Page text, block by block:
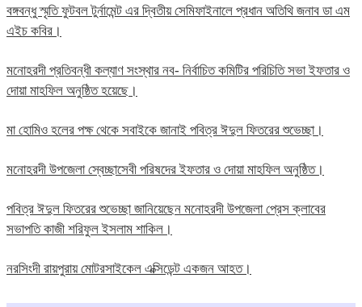
বঙ্গবন্ধু স্মৃতি ফুটবল টুর্নামেন্ট এর দ্বিতীয় সেমিফাইনালে প্রধান অতিথি জনাব ডা এম
এইচ কবির।
মনোহরদী প্রতিবন্ধী কল্যাণ সংস্থার নব- নির্বাচিত কমিটির পরিচিতি সভা ইফতার ও
দোয়া মাহফিল অনুষ্ঠিত হয়েছে।
মা হোমিও হলের পক্ষ থেকে সবাইকে জানাই পবিত্র ঈদুল ফিতরের শুভেচ্ছা।
মনোহরদী উপজেলা স্বেচ্ছাসেবী পরিষদের ইফতার ও দোয়া মাহফিল অনুষ্ঠিত।
পবিত্র ঈদুল ফিতরের শুভেচ্ছা জানিয়েছেন মনোহরদী উপজেলা প্রেস ক্লাবের
সভাপতি কাজী শরিফুল ইসলাম শাকিল।
নরসিংদী রায়পুরায় মোটরসাইকেল এক্সিডেন্ট একজন আহত।